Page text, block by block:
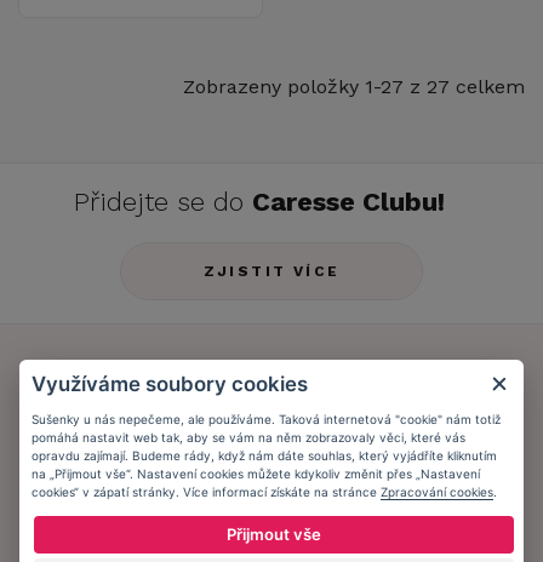
Zobrazeny položky 1-27 z 27 celkem
Přidejte se do Caresse Clubu!
ZJISTIT VÍCE
Náš příběh
Náš tým
Caresse v médiích
Naši partneři a spolupráce
Etika
Využíváme soubory cookies
Sušenky u nás nepečeme, ale používáme. Taková internetová "cookie" nám totiž
pomáhá nastavit web tak, aby se vám na něm zobrazovaly věci, které vás
opravdu zajímají. Budeme rády, když nám dáte souhlas, který vyjádříte kliknutím
na „Přijmout vše“. Nastavení cookies můžete kdykoliv změnit přes „Nastavení
cookies“ v zápatí stránky. Více informací získáte na stránce Zpracování cookies
Přijmout vše